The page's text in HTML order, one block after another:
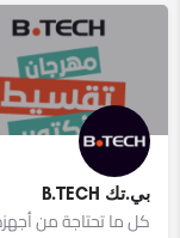
بي.تك B.TECH
كل ما تحتاجة من